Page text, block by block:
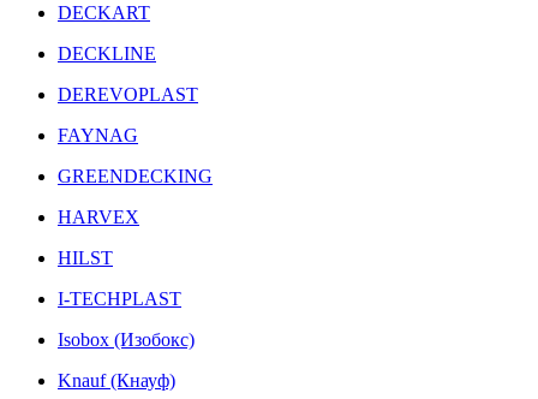
DECKART
DECKLINE
DEREVOPLAST
FAYNAG
GREENDECKING
HARVEX
HILST
I-TECHPLAST
Isobox (Изобокс)
Knauf (Кнауф)